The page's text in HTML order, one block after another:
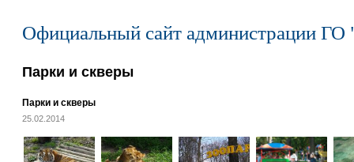
Официальный сайт администрации ГО
Парки и скверы
Парки и скверы
25.02.2014